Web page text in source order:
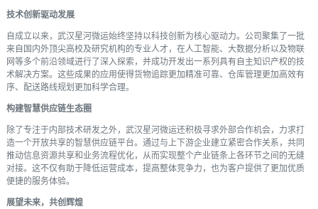
技术创新驱动发展
自成立以来，武汉星河微运始终坚持以科技创新为核心驱动力。公司聚集了一批
来自国内外顶尖高校及研究机构的专业人才，在人工智能、大数据分析以及物联
网等多个前沿领域进行了深入探索，并成功开发出一系列具有自主知识产权的技
术解决方案。这些成果的应用使得货物追踪更加精准可靠、仓库管理更加高效有
序、配送路线规划更加科学合理。
构建智慧供应链生态圈
除了专注于内部技术研发之外，武汉星河微运还积极寻求外部合作机会，力求打
造一个开放共享的智慧供应链平台。通过与上下游企业建立紧密合作关系，共同
推动信息资源共享和业务流程优化，从而实现整个产业链条上各环节之间的无缝
对接。这不仅有助于降低运营成本，提高整体竞争力，也为客户提供了更加优质
便捷的服务体验。
展望未来，共创辉煌